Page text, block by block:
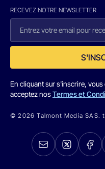
RECEVEZ NOTRE NEWSLETTER
En cliquant sur s'inscrire,
acceptez nosTermes et
© 2026 Talmont Media SAS.